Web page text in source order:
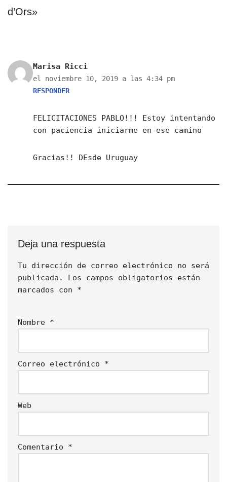
d’Ors»
Marisa Ricci
el noviembre 10, 2019 a las 4:34 pm
RESPONDER
FELICITACIONES PABLO!!! Estoy intentando
con paciencia iniciarme en ese camino
Gracias!! DEsde Uruguay
Deja una respuesta
Tu dirección de correo electrónico no será
publicada.
Los campos obligatorios están
marcados con *
Nombre *
Correo electrónico *
Web
Comentario *